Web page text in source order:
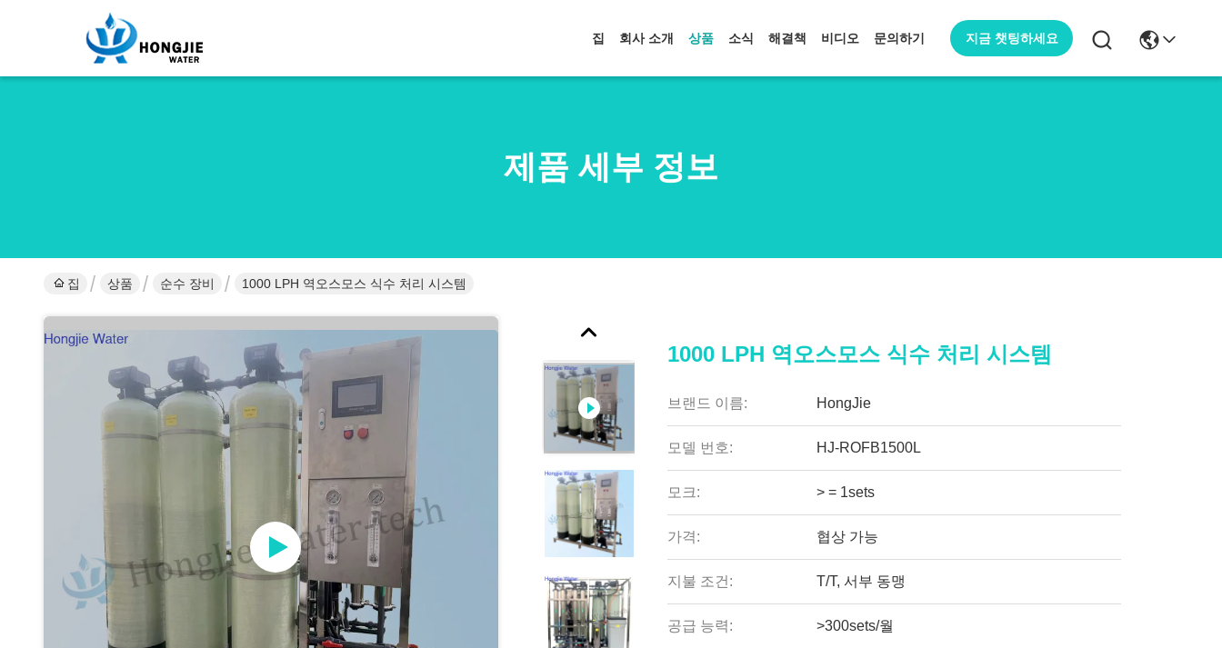
집 회사 소개 상품 소식 해결책 비디오 문의하기 지금 챗팅하세요
제품 세부 정보
집 상품 순수 장비 1000 LPH 역오스모스 식수 처리 시스템
1000 LPH 역오스모스 식수 처리 시스템
브랜드 이름: HongJie
모델 번호: HJ-ROFB1500L
모크: > = 1sets
가격: 협상 가능
지불 조건: T/T, 서부 동맹
공급 능력: >300sets/월